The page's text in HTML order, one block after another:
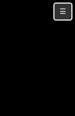
☰